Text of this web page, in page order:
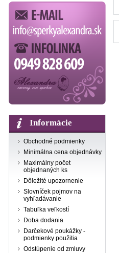
Informácie
Obchodné podmienky
Minimálna cena objednávky
Maximálny počet
objednaných ks
Dôležité upozornenie
Slovníček pojmov na
vyhľadávanie
Tabuľka veľkostí
Doba dodania
Darčekové poukážky -
podmienky použitia
Odstúpenie od zmluvy